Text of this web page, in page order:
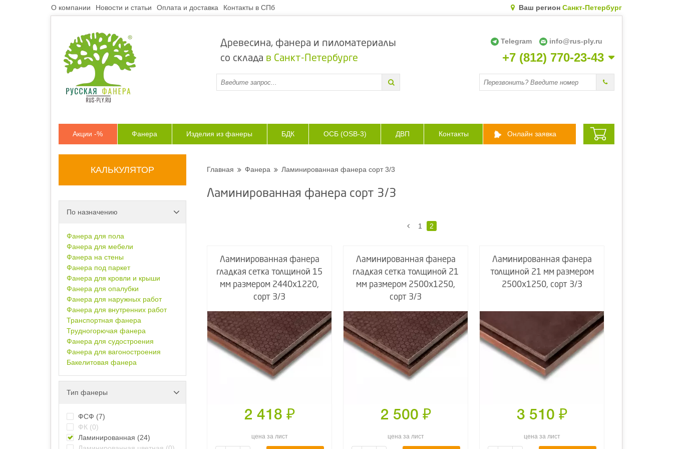
О компании Новости и статьи Оплата и доставка Контакты в СПб Ваш регион Санкт-Петербург
Древесина, фанера и пиломатериалы
со склада в Санкт-Петербурге
Telegram info@rus-ply.ru
+7 (812) 770-23-43
Акции -% Фанера Изделия из фанеры БДК ОСБ (OSB-3) ДВП Контакты Онлайн заявка
КАЛЬКУЛЯТОР
По назначению
Фанера для пола
Фанера для мебели
Фанера на стены
Фанера под паркет
Фанера для кровли и крыши
Фанера для опалубки
Фанера для наружных работ
Фанера для внутренних работ
Транспортная фанера
Трудногорючая фанера
Фанера для судостроения
Фанера для вагоностроения
Бакелитовая фанера
Тип фанеры
ФСФ (7)
ФК (0)
Ламинированная (24)
Главная Фанера Ламинированная фанера сорт 3/3
Ламинированная фанера сорт 3/3
1 2
Ламинированная фанера
гладкая сетка толщиной 15
мм размером 2440х1220,
сорт 3/3
2 418 ₽
цена за лист
Ламинированная фанера
гладкая сетка толщиной 21
мм размером 2500х1250,
сорт 3/3
2 500 ₽
цена за лист
Ламинированная фанера
толщиной 21 мм размером
2500х1250, сорт 3/3
3 510 ₽
цена за лист